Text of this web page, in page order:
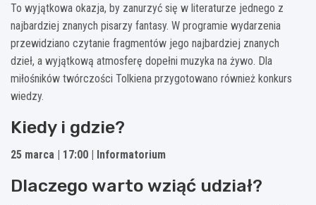
To wyjątkowa okazja, by zanurzyć się w literaturze jednego z
najbardziej znanych pisarzy fantasy. W programie wydarzenia
przewidziano czytanie fragmentów jego najbardziej znanych
dzieł, a wyjątkową atmosferę dopełni muzyka na żywo. Dla
miłośników twórczości Tolkiena przygotowano również konkurs
wiedzy.
Kiedy i gdzie?
25 marca | 17:00 | Informatorium
Dlaczego warto wziąć udział?